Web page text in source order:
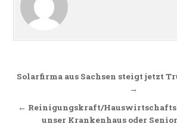
Beitragsnavigation
Solarfirma aus Sachsen steigt jetzt
→
← Reinigungskraft/
unser Krankenhaus oder